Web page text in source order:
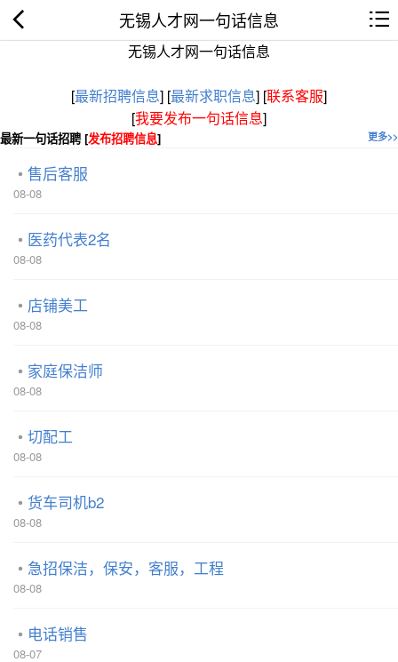
无锡人才网一句话信息
无锡人才网一句话信息
[最新招聘信息] [最新求职信息] [联系客服]
[我要发布一句话信息]
更多>>
最新一句话招聘 [发布招聘信息]
售后客服
08-08
医药代表2名
08-08
店铺美工
08-08
家庭保洁师
08-08
切配工
08-08
货车司机b2
08-08
急招保洁，保安，客服，工程
08-08
电话销售
08-07